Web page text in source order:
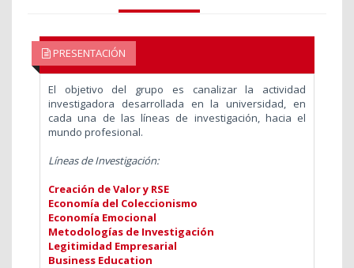
PRESENTACIÓN
El objetivo del grupo es canalizar la actividad
investigadora desarrollada en la universidad, en
cada una de las líneas de investigación, hacia el
mundo profesional.
Líneas de Investigación:
Creación de Valor y RSE
Economía del Coleccionismo
Economía Emocional
Metodologías de Investigación
Legitimidad Empresarial
Business Education